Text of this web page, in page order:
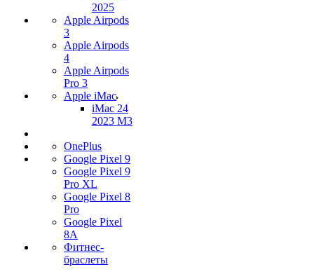
2025
Apple Airpods
3
Apple Airpods
4
Apple Airpods
Pro 3
Apple iMac
iMac 24
2023 M3
OnePlus
Google Pixel 9
Google Pixel 9
Pro XL
Google Pixel 8
Pro
Google Pixel
8A
Фитнес-
браслеты